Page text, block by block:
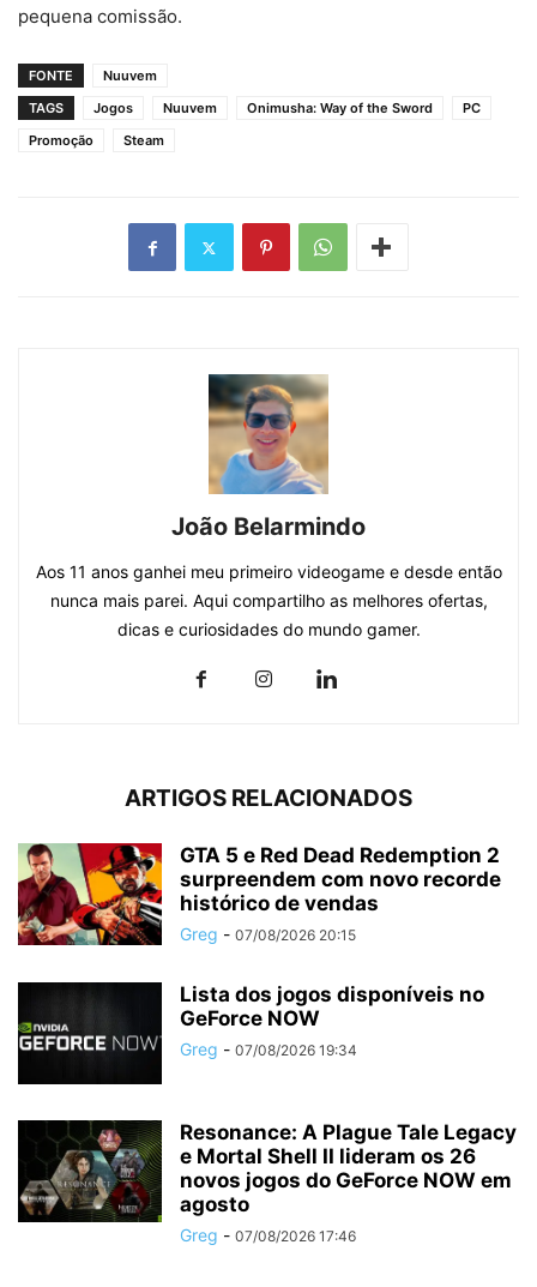
pequena comissão.
FONTE
Nuuvem
TAGS
Jogos Nuuvem Onimusha: Way of the Sword
PC
Promoção
Steam
João Belarmindo
Aos 11 anos ganhei meu primeiro videogame e desde então
nunca mais parei. Aqui compartilho as melhores ofertas,
dicas e curiosidades do mundo gamer.
ARTIGOS RELACIONADOS
GTA 5 e Red Dead Redemption 2
surpreendem com novo recorde
histórico de vendas
Greg - 07/08/2026 20:15
Lista dos jogos disponíveis no
GeForce NOW
Greg - 07/08/2026 19:34
Resonance: A Plague Tale Legacy
e Mortal Shell II lideram os 26
novos jogos do GeForce NOW em
agosto
Greg - 07/08/2026 17:46